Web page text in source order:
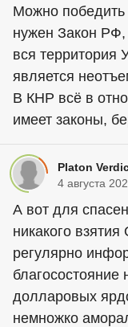
Можно
нужен Закон РФ,
вся территория
является
В КНР всё в
имеет законы,
Platon
4 августа
А вот для
никакого
регулярно
долларовых
немножко